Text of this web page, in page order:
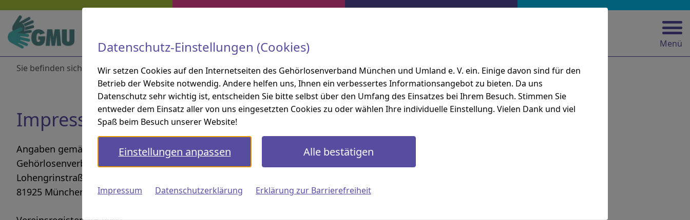
Datenschutz-Einstellungen (Cookies)
Wir setzen Cookies auf den Internetseiten des Gehörlosenverband München und Umland e. V. ein. Einige davon sind für den
Betrieb der Website notwendig. Andere helfen uns, Ihnen ein verbessertes Informationsangebot zu bieten. Da uns
Datenschutz sehr wichtig ist, entscheiden Sie bitte selbst über den Umfang des Einsatzes bei Ihrem Besuch. Stimmen Sie
entweder dem Einsatz aller von uns eingesetzten Cookies zu oder wählen Ihre individuelle Einstellung. Vielen Dank und viel
Spaß beim Besuch unserer Website!
Einstellungen anpassen Alle bestätigen
Impressum Datenschutzerklärung Erklärung zur Barrierefreiheit
Navigation und Service
Direkt zu:
Zur Hauptnavigation springen
Zur Suche springen
Zum Inhalt springen
Zu den Service-Informationen springen
Menü
Sie befinden sich hier: Startseite Impressum
Impressum
Angaben gemäß § 5 DDG
Gehörlosenverband München und Umland e.V.
Lohengrinstraße 11
81925 München